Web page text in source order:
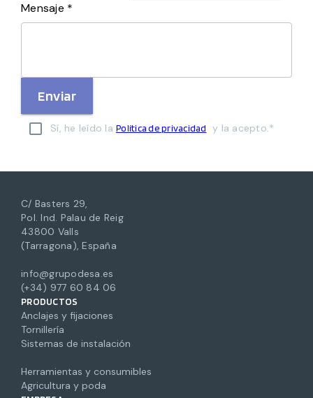
Mensaje *
Enviar
Sí, he leído la Política de privacidad y la acepto.*
C/ Basters 29,
Pol. Ind. Palau de Reig
43800 Valls
(Tarragona), España
info@grupodesa.es
(+34) 977 60 84 06
PRODUCTOS
Anclajes y fijaciones
Tornillería
Sistemas de instalación
Herramientas y consumibles
Agricultura y poda